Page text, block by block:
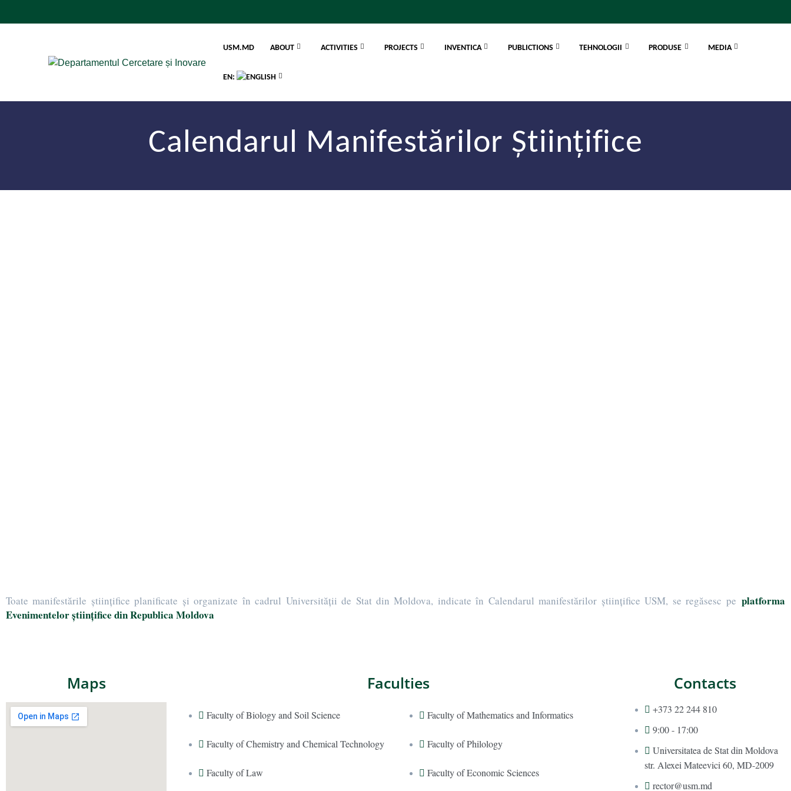
USM.MD ABOUT ACTIVITIES PROJECTS INVENTICA PUBLICTIONS TEHNOLOGII PRODUSE MEDIA
EN:
Calendarul Manifestărilor Științifice
Toate manifestările științifice planificate și organizate în cadrul Universității de Stat din Moldova, indicate în Calendarul manifestărilor științifice USM, se regăsesc pe platforma
Evenimentelor științifice din Republica Moldova
Maps Faculties
Faculty of Biology and Soil Science
Faculty of Chemistry and Chemical Technology
Faculty of Law
Faculty of Mathematics and Informatics
Faculty of Philology
Faculty of Economic Sciences
Contacts
+373 22 244 810
9:00 - 17:00
Universitatea de Stat din Moldova
str. Alexei Mateevici 60, MD-2009
rector@usm.md